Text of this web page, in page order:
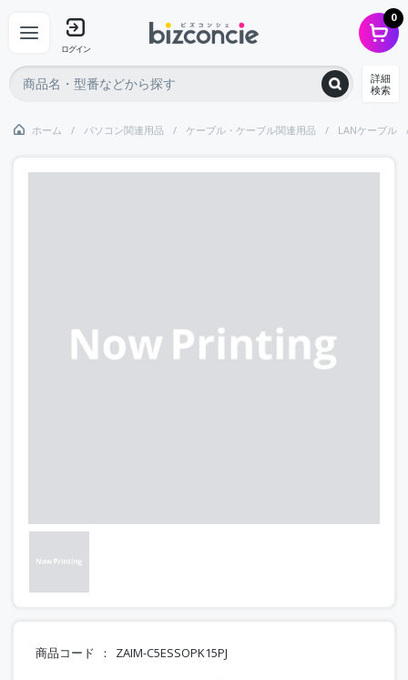
ログイン
0
詳細
検索
ホーム パソコン関連用品 ケーブル・ケーブル関連用品 LANケーブル
商品コード ZAIM-C5ESSOPK15PJ